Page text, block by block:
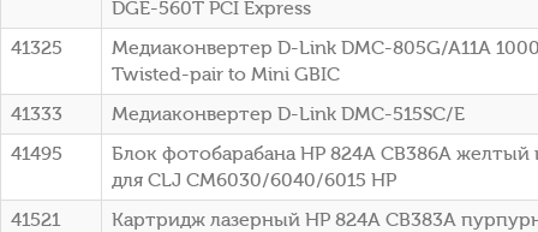
DGE-560T PCI Express
41325
Медиаконвертер D-Link DMC-805G/A11A
Twisted-pair to Mini GBIC
41333
Медиаконвертер D-Link DMC-515SC/E
41495
Блок фотобарабана HP 824A CB386A желтый
для CLJ CM6030/6040/6015 HP
41521
Картридж лазерный HP 824A CB383A